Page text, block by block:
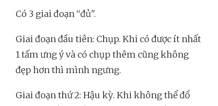
Có 3 giai đoạn “đủ".
Giai đoạn đầu tiên: Chụp. Khi có được ít nhất
1 tấm ưng ý và có chụp thêm cũng không
đẹp hơn thì mình ngưng.
Giai đoạn thứ 2: Hậu kỳ. Khi không thể đổ